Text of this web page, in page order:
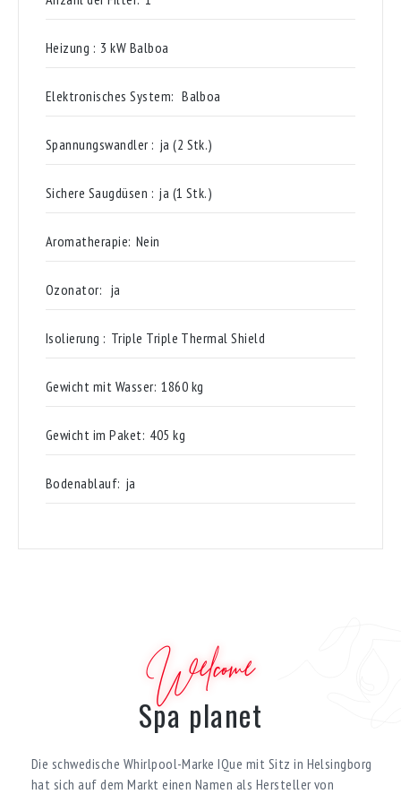
Heizung : 3 kW Balboa
Elektronisches System: Balboa
Spannungswandler : ja (2 Stk.)
Sichere Saugdüsen : ja (1 Stk.)
Aromatherapie: Nein
Ozonator: ja
Isolierung : Triple Triple Thermal Shield
Gewicht mit Wasser: 1860 kg
Gewicht im Paket: 405 kg
Bodenablauf: ja
Welcome
Spa planet
Die schwedische Whirlpool-Marke IQue mit Sitz in Helsingborg
hat sich auf dem Markt einen Namen als Hersteller von